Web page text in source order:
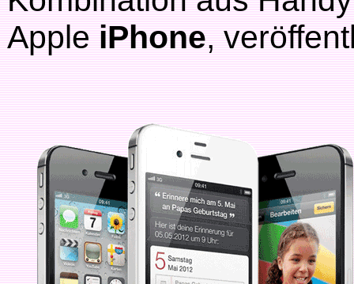
AppleiPhone,